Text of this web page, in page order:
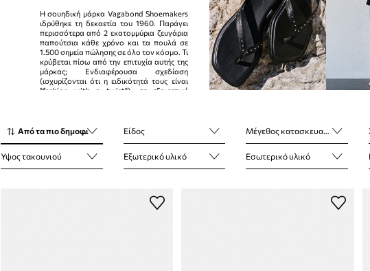
Η σουηδική μάρκα Vagabond Shoemakers
ιδρύθηκε τη δεκαετία του 1960. Παράγει
περισσότερα από 2 εκατομμύρια ζευγάρια
παπούτσια κάθε χρόνο και τα πουλά σε
1.500 σημεία πώλησης σε όλο τον κόσμο. Τι
κρύβεται πίσω από την επιτυχία αυτής της
μάρκας; Ενδιαφέρουσα σχεδίαση
(ισχυρίζονται ότι η ειδικότητά τους είναι
"fashion with a twist"), σε εξαιρετική
για κάθε περίσταση.
Από τα πιο δημοφιλή Είδος Μέγεθος κατασκευαστή
Ύψος τακουνιού Εξωτερικό υλικό Εσωτερικό υλικό